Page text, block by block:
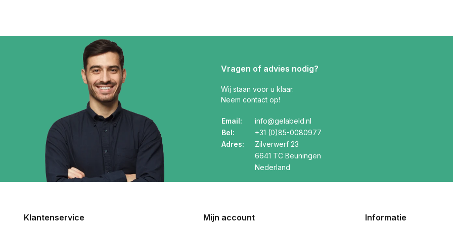
Vragen of advies nodig?
Wij staan voor u klaar.
Neem contact op!
Email:
info@gelabeld.nl
Bel:
+31 (0)85-0080977
Adres:
Zilverwerf 23
6641 TC Beuningen
Nederland
Klantenservice Mijn account Informatie